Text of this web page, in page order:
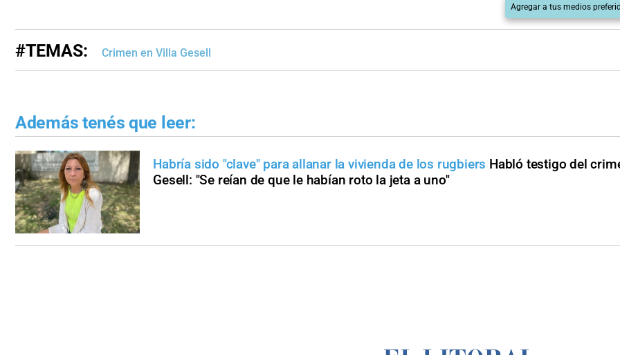
Agregar a tus medios
#TEMAS: Crimen en Villa Gesell
Además tenés que leer:
Habría sido "clave" para allanar la vivienda de los rugbiers Habló testigo del
Gesell: "Se reían de que le habían roto la jeta a uno"